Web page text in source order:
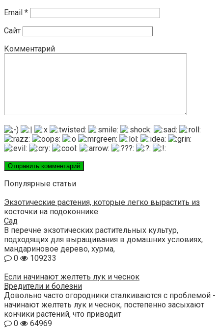
Email *
Сайт
Комментарий
Популярные статьи
Экзотические растения, которые легко вырастить из
косточки на подоконнике
Сад
В перечне экзотических растительных культур,
подходящих для выращивания в домашних условиях,
мандариновое дерево, хурма,
0
109233
Если начинают желтеть лук и чеснок
Вредители и болезни
Довольно часто огородники сталкиваются с проблемой -
начинают желтеть лук и чеснок, постепенно засыхают
кончики растений, что приводит
0
64969